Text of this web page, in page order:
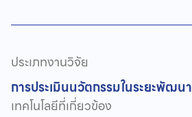
ประเภทงานวิจัย
การประเมินนวัตกรรมในระยะพัฒนา
เทคโนโลยีที่เกี่ยวข้อง